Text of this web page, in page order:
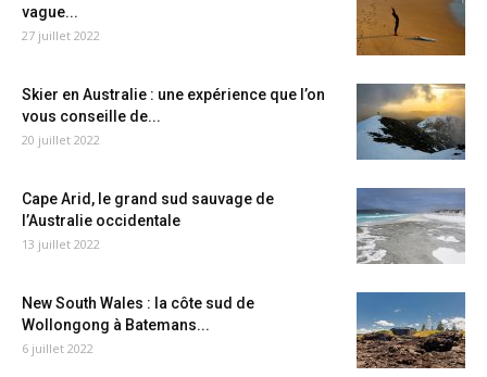
vague...
27 juillet 2022
Skier en Australie : une expérience que l’on
vous conseille de...
20 juillet 2022
Cape Arid, le grand sud sauvage de
l’Australie occidentale
13 juillet 2022
New South Wales : la côte sud de
Wollongong à Batemans...
6 juillet 2022